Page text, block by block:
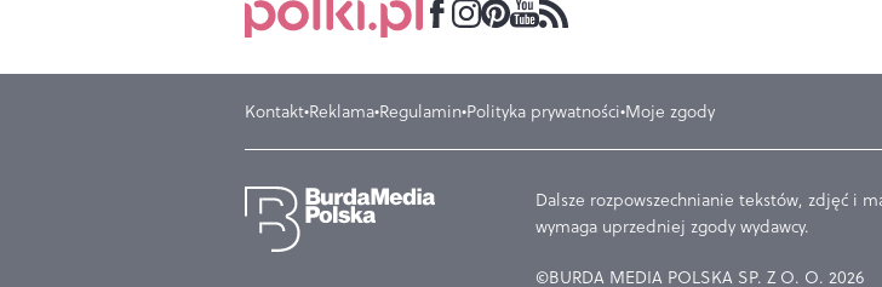
Kontakt Reklama Regulamin Polityka prywatności Moje zgody
Dalsze rozpowszechnianie tekstów, zdjęć i
wymaga uprzedniej zgody wydawcy.
©BURDA MEDIA POLSKA SP. Z O. O. 2026